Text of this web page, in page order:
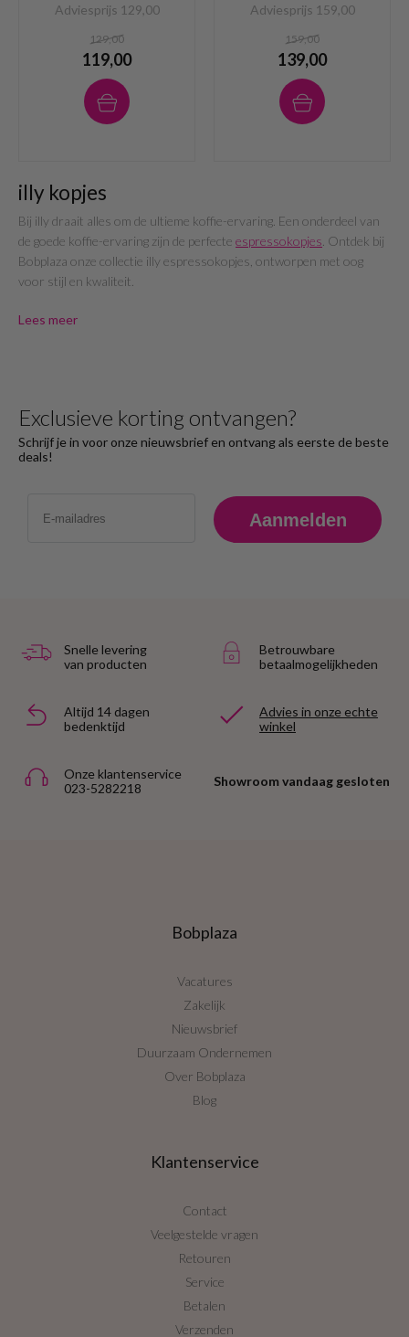
Adviesprijs 129,00
129,00
119,00
Adviesprijs 159,00
159,00
139,00
illy kopjes
Bij illy draait alles om de ultieme koffie-ervaring. Een onderdeel van
de goede koffie-ervaring zijn de perfecte espressokopjes . Ontdek bij
Bobplaza onze collectie illy espressokopjes, ontworpen met oog
voor stijl en kwaliteit.
Lees meer
Exclusieve korting ontvangen?
Schrijf je in voor onze nieuwsbrief en ontvang als eerste de beste
deals!
Aanmelden
Snelle levering
van producten
Betrouwbare
betaalmogelijkheden
Altijd 14 dagen
bedenktijd
Advies in onze echte
winkel
Onze klantenservice
023-5282218
Showroom vandaag gesloten
Bobplaza
Vacatures
Zakelijk
Nieuwsbrief
Duurzaam Ondernemen
Over Bobplaza
Blog
Klantenservice
Contact
Veelgestelde vragen
Retouren
Service
Betalen
Verzenden